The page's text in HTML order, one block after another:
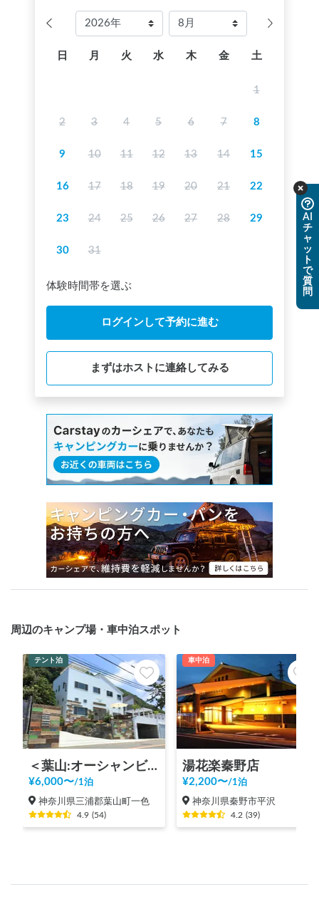
日 月 火 水 木 金 土
1
2 3 4 5 6 7 8
9 10 11 12 13 14 15
16 17 18 19 20 21 22
23 24 25 26 27 28 29
30 31
体験時間帯を選ぶ
ログインして予約に進む
まずはホストに連絡してみる
周辺のキャンプ場・車中泊スポット
テント泊
＜葉山:オーシャンビュー＞１日１組限定:Sunny Funny Days
¥6,000〜/1泊
神奈川県三浦郡葉山町一色
4.9 (54)
車中泊
湯花楽秦野店
¥2,200〜/1泊
神奈川県秦野市平沢
4.2 (39)
AI
チ
ャ
ッ
ト
で
質
問